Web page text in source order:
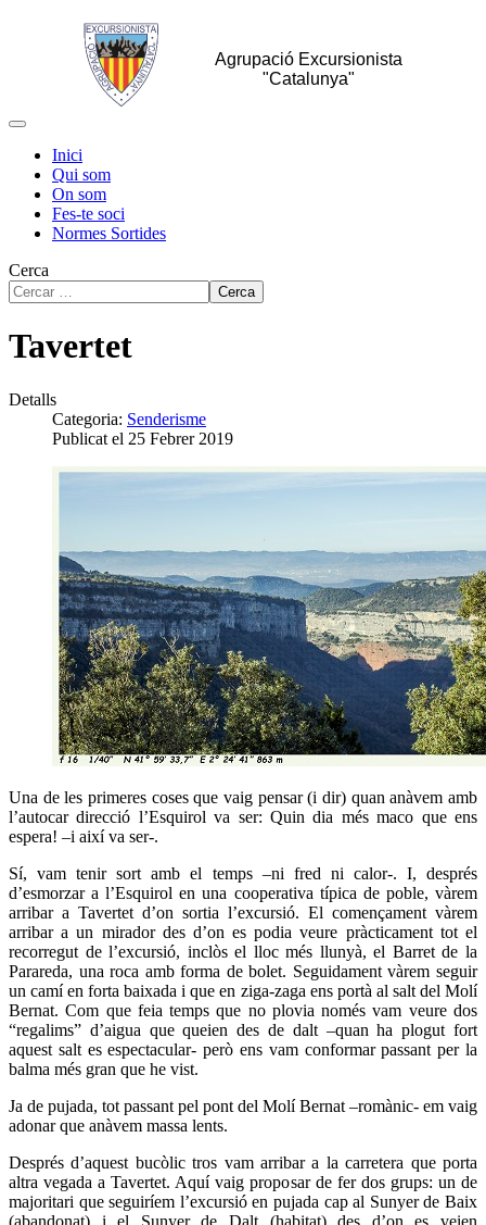
Agrupació Excursionista
"Catalunya"
Inici
Qui som
On som
Fes-te soci
Normes Sortides
Cerca
Cerca
Tavertet
Detalls
Categoria: Senderisme
Publicat el 25 Febrer 2019
Una de les primeres coses que vaig pensar (i dir) quan anàvem amb
l’autocar direcció l’Esquirol va ser: Quin dia més maco que ens
espera! –i així va ser-.
Sí, vam tenir sort amb el temps –ni fred ni calor-. I, després
d’esmorzar a l’Esquirol en una cooperativa típica de poble, vàrem
arribar a Tavertet d’on sortia l’excursió. El començament vàrem
arribar a un mirador des d’on es podia veure pràcticament tot el
recorregut de l’excursió, inclòs el lloc més llunyà, el Barret de la
Parareda, una roca amb forma de bolet. Seguidament vàrem seguir
un camí en forta baixada i que en ziga-zaga ens portà al salt del Molí
Bernat. Com que feia temps que no plovia només vam veure dos
“regalims” d’aigua que queien des de dalt –quan ha plogut fort
aquest salt es espectacular- però ens vam conformar passant per la
balma més gran que he vist.
Ja de pujada, tot passant pel pont del Molí Bernat –romànic- em vaig
adonar que anàvem massa lents.
Després d’aquest bucòlic tros vam arribar a la carretera que porta
altra vegada a Tavertet. Aquí vaig proposar de fer dos grups: un de
majoritari que seguiríem l’excursió en pujada cap al Sunyer de Baix
(abandonat) i el Sunyer de Dalt (habitat) des d’on es veien